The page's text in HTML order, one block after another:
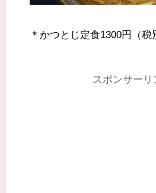
＊かつとじ定食1300円（税
スポンサーリ